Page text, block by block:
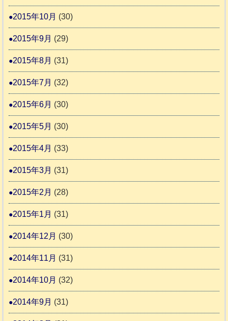
2015年10月 (30)
2015年9月 (29)
2015年8月 (31)
2015年7月 (32)
2015年6月 (30)
2015年5月 (30)
2015年4月 (33)
2015年3月 (31)
2015年2月 (28)
2015年1月 (31)
2014年12月 (30)
2014年11月 (31)
2014年10月 (32)
2014年9月 (31)